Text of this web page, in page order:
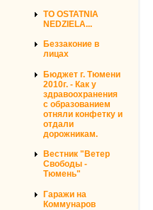
TO OSTATNIA
NEDZIELA...
Беззаконие в
лицах
Бюджет г. Тюмени
2010г. - Как у
здравоохранения
с образованием
отняли конфетку и
отдали
дорожникам.
Вестник "Ветер
Свободы -
Тюмень"
Гаражи на
Коммунаров